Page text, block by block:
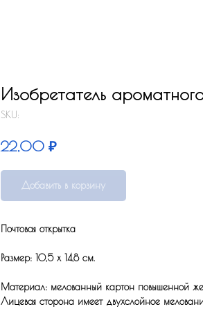
Изобретатель
SKU:
22,00 ₽
Добавить в корзину
Почтовая открытка
Размер: 10,5 x 14,8 см.
Материал: мелованный картон повышенной
Лицевая сторона имеет двухслойное